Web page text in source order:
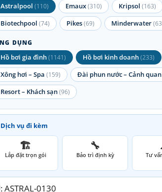
Astralpool (110) Emaux(310) Kripsol (163)
Biotechpool (74) Pikes(69) Minderwater
DỤNG
Hồ bơi gia đình(1141) Hồ bơi kinh doanh(233)
Xông hơi – Spa (159) Đài phun nước – Cảnh quan
Resort – Khách sạn(96)
Dịch vụ đi kèm
🏗️
Lắp đặt trọn gói
🔧
Bảo trì định kỳ Tư
ASTRAL-0130